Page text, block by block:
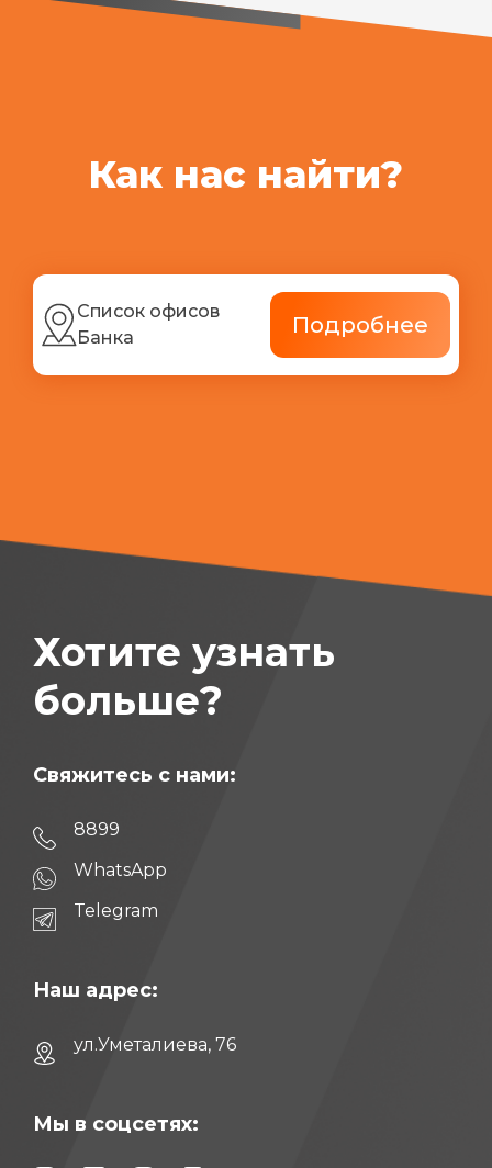
Как нас найти?
Список офисов
Банка
Подробнее
Хотите узнать
больше?
Свяжитесь с нами:
8899
WhatsApp
Telegram
Наш адрес:
ул.Уметалиева, 76
Мы в соцсетях: